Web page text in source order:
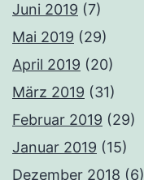
Juni 2019 (7)
Mai 2019 (29)
April 2019 (20)
März 2019 (31)
Februar 2019 (29)
Januar 2019 (15)
Dezember 2018 (6)